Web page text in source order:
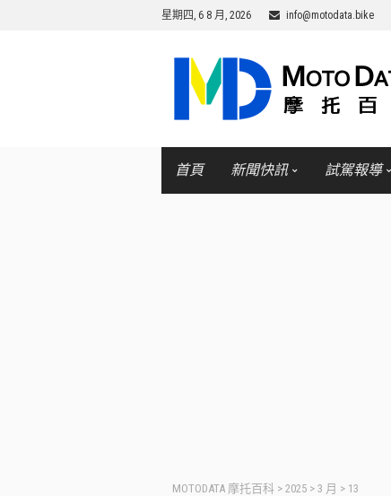
星期四, 6 8 月, 2026 info@motodata.bike
首頁 新聞快訊 試駕報導
MOTODATA 摩托百科 > 2025 > 3 月 > 13